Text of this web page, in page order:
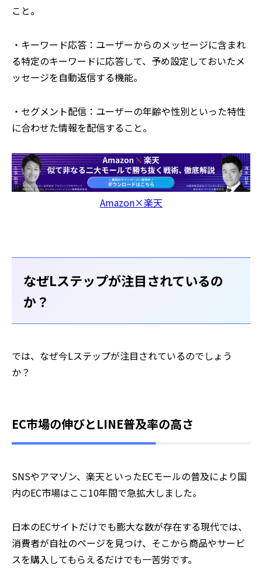
こと。
・キーワード応答：ユーザーからのメッセージに含まれ
る特定のキーワードに応答して、予め設定しておいたメ
ッセージを自動返信する機能。
・セグメント配信：ユーザーの年齢や性別といった特性
に合わせた情報を配信すること。
Amazon×楽天
なぜLステップが注目されているの
か？
では、なぜ今Lステップが注目されているのでしょう
か？
EC市場の伸びとLINE普及率の高さ
SNSやアマゾン、楽天といったECモールの普及により国
内のEC市場はここ10年間で急拡大しました。
日本のECサイトだけでも膨大な数が存在する現代では、
消費者が自社のページを見つけ、そこから商品やサービ
スを購入してもらえるだけでも一苦労です。